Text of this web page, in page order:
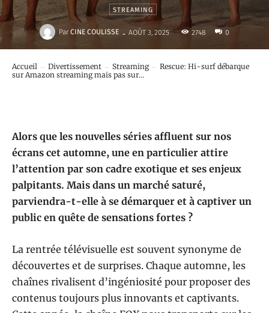
STREAMING
Par CINE COULISSE - AOÛT 3, 2025 2748 0
Accueil Divertissement Streaming
Rescue: Hi-surf débarque
sur Amazon streaming mais pas sur...
Alors que les nouvelles séries affluent sur nos
écrans cet automne, une en particulier attire
l’attention par son cadre exotique et ses enjeux
palpitants. Mais dans un marché saturé,
parviendra-t-elle à se démarquer et à captiver un
public en quête de sensations fortes ?
La rentrée télévisuelle est souvent synonyme de
découvertes et de surprises. Chaque automne, les
chaînes rivalisent d’ingéniosité pour proposer des
contenus toujours plus innovants et captivants.